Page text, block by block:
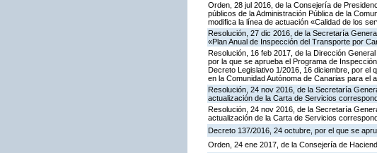
Orden, 28 jul 2016, de la Consejería de
públicos de la Administración Pública de la
modifica la línea de actuación «Calidad de los
Resolución, 27 dic 2016, de la Secretaría
«Plan Anual de Inspección del Transporte por
Resolución, 16 feb 2017, de la Dirección
por la que se aprueba el Programa de
Decreto Legislativo 1/2016, 16 diciembre, por el
en la Comunidad Autónoma de Canarias para el
Resolución, 24 nov 2016, de la Secretaría
actualización de la Carta de Servicios
Resolución, 24 nov 2016, de la Secretaría
actualización de la Carta de Servicios
Decreto 137/2016, 24 octubre, por el que se
Orden, 24 ene 2017, de la Consejería de